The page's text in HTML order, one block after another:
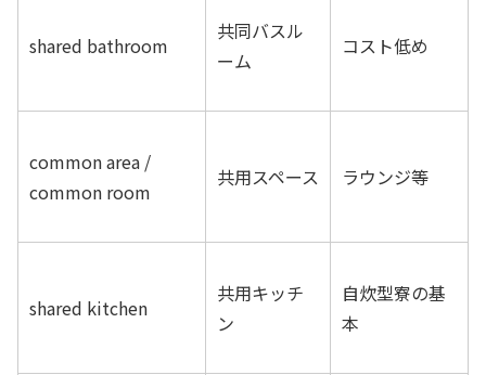
shared bathroom
共同バスル
ーム
コスト低め
common area /
common room
共用スペース ラウンジ等
shared kitchen
共用キッチ
ン
自炊型寮の基
本